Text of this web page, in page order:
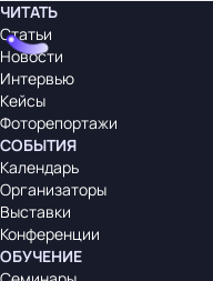
ЧИТАТЬ
Статьи
Новости
Интервью
Кейсы
Фоторепортажи
СОБЫТИЯ
Календарь
Организаторы
Выставки
Конференции
ОБУЧЕНИЕ